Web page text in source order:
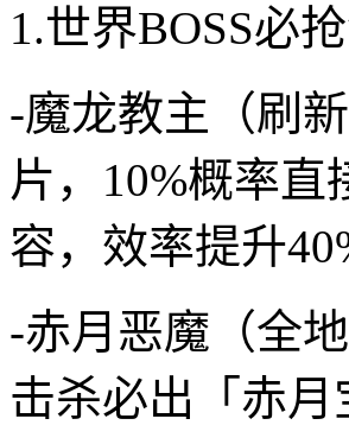
1.世界BOSS必
-魔龙教主（刷
片，10%概率
容，效率提升
-赤月恶魔（全
击杀必出「赤